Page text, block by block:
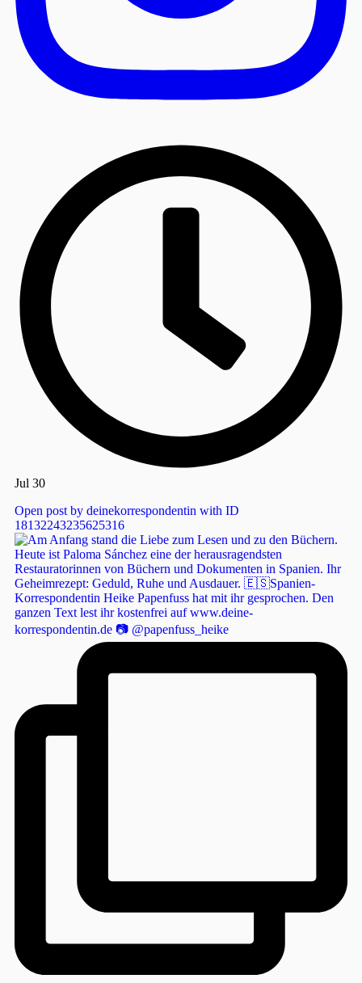
Jul 30
Open post by deinekorrespondentin with ID
18132243235625316